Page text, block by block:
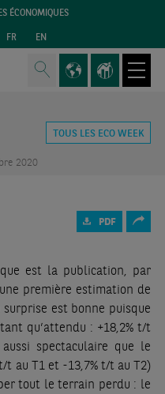
ÉCONOMIQUES
FR EN
TOUS LES ECO WEEK
2020
PDF
est la publication, par
première estimation de
est bonne puisque
qu’attendu : +18,2% t/t
spectaculaire que le
t au T1 et -13,7% t/t au T2)
tout le terrain perdu : le